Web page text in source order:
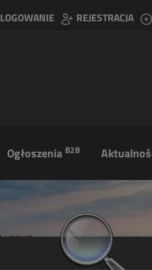
LOGOWANIE REJESTRACJA
Ogłoszenia B2B